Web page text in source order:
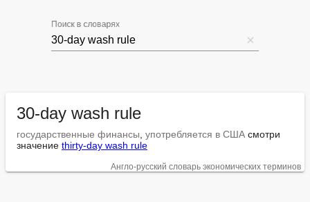
Поиск в словарях
30-day wash rule
государственные финансы употребляется в США смотри
значение thirty-day wash rule
Англо-русский словарь экономических терминов